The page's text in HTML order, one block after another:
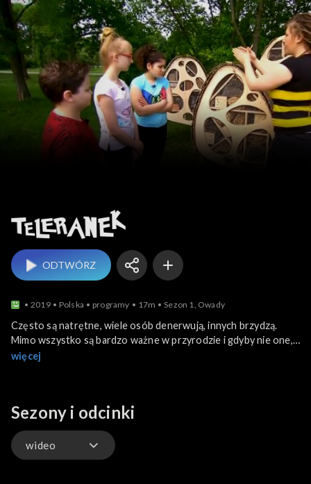
Teleranek
ODTWÓRZ
2019 Polska programy 17m Sezon 1, Owady
Często są natrętne, wiele osób denerwują, innych brzydzą.
Mimo wszystko są bardzo ważne w przyrodzie i gdyby nie one,
nawet życie ludzi byłoby zagrożone. Mowa o owadach! W tym
własnoręcznie przygotować dla nich... hotel!
więcej
Sezony i odcinki
wideo